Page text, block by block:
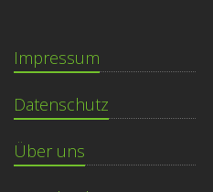
Impressum
Datenschutz
Über uns